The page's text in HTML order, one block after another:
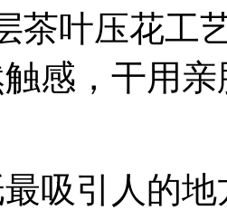
茶叶压花工
感，干用
吸引人的